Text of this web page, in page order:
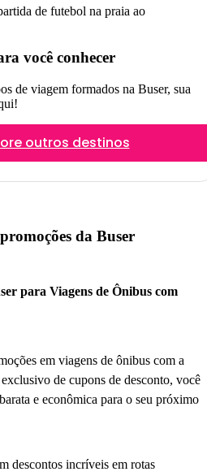
você conhecer
de viagem formados na Buser, sua
outros destinos
da Buser
para Viagens de Ônibus com
em viagens de ônibus com a
de cupons de desconto, você
e econômica para o seu próximo
descontos incríveis em rotas